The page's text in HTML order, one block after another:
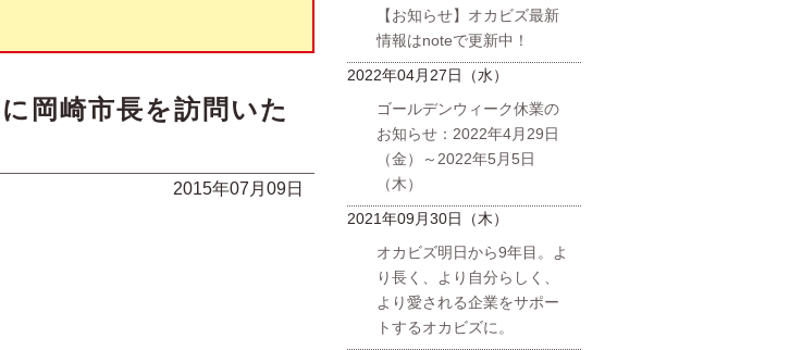
岡崎市長を訪問いた
2015年07月09日
【お知らせ】オカビズ最新
情報はnoteで更新中！
2022年04月27日（水）
ゴールデンウィーク休業の
お知らせ：2022年4月29日
（金）～2022年5月5日
（木）
2021年09月30日（木）
オカビズ明日から9年目。よ
り長く、より自分らしく、
より愛される企業をサポー
トするオカビズに。